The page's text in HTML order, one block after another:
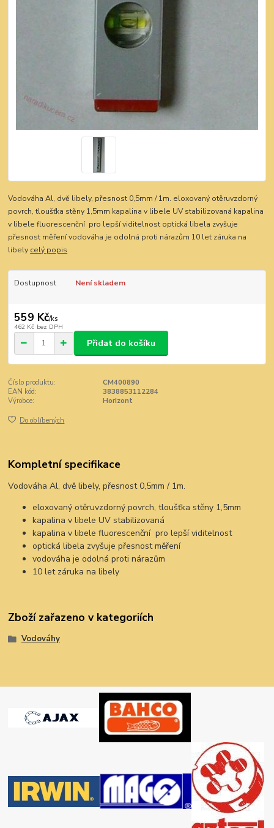
Vodováha Al, dvě libely, přesnost 0,5mm / 1m. eloxovaný otěruvzdorný
povrch, tloušťka stěny 1,5mm kapalina v libele UV stabilizovaná kapalina
v libele fluorescenční pro lepší viditelnost optická libela zvyšuje
přesnost měření vodováha je odolná proti nárazům 10 let záruka na
libely celý popis
Dostupnost Není skladem
559 Kč/ks
462 Kč bez DPH
Přidat do košíku
Číslo produktu:
CM400890
EAN kód:
3838853112284
Výrobce:
Horizont
Do oblíbených
Kompletní specifikace
Vodováha Al, dvě libely, přesnost 0,5mm / 1m.
eloxovaný otěruvzdorný povrch, tloušťka stěny 1,5mm
kapalina v libele UV stabilizovaná
kapalina v libele fluorescenční pro lepší viditelnost
optická libela zvyšuje přesnost měření
vodováha je odolná proti nárazům
10 let záruka na libely
Zboží zařazeno v kategoriích
Vodováhy